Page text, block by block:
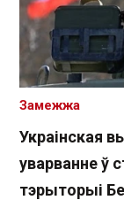
Украінская
уварванне ў
тэрыторыі
Замежжа